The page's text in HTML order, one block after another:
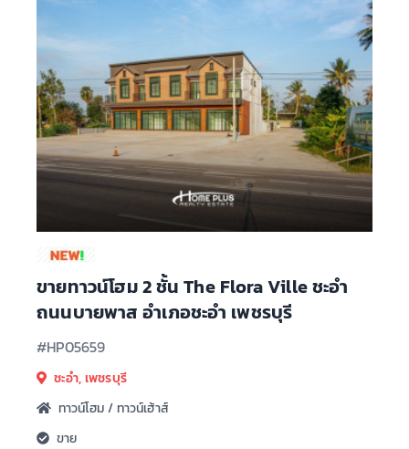
ขายทาวน์โฮม 2 ชั้น The Flora Ville ชะอำ
ถนนบายพาส อำเภอชะอำ เพชรบุรี
#HP05659
ชะอำ, เพชรบุรี
ทาวน์โฮม / ทาวน์เฮ้าส์
ขาย